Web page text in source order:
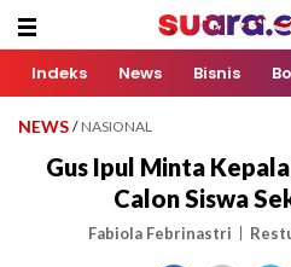
Indeks News Bisnis
NEWS / NASIONAL
Gus Ipul Minta
Calon Siswa
Fabiola Febrinastri